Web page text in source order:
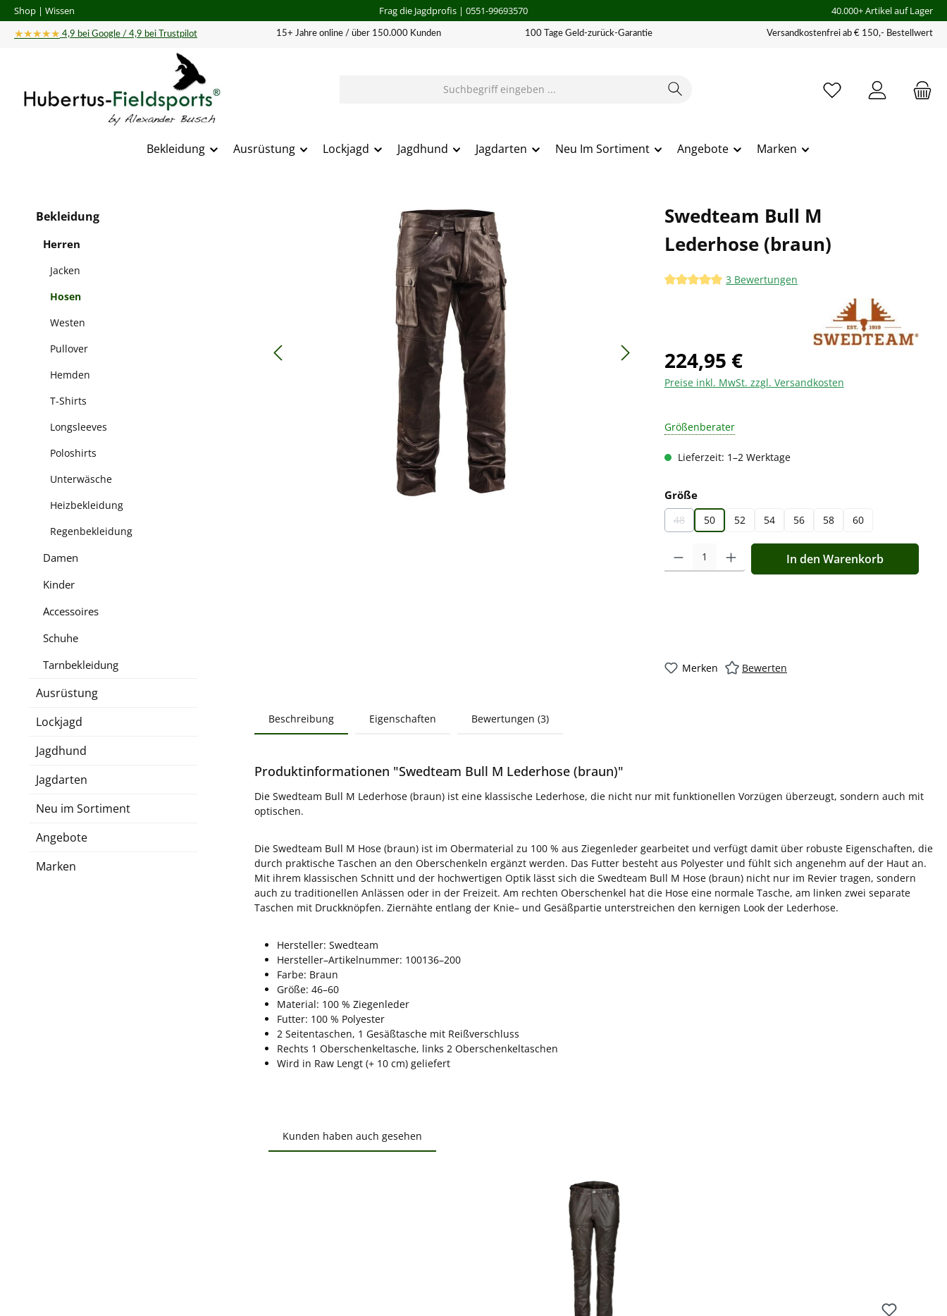
Hauptinhalt springen
Zur Suche springen
Zur Hauptnavigation springen
Shop | Wissen Frag die Jagdprofis| 0551-99693570 40.000+ Artikel auf Lager
★★★★★ 4,9 bei Google / 4,9 bei Trustpilot 15+ Jahre online / über 150.000 Kunden 100 Tage Geld-zurück-Garantie Versandkostenfrei ab € 150,- Bestellwert
Bekleidung Ausrüstung Lockjagd Jagdhund Jagdarten Neu Im Sortiment Angebote Marken
Bekleidung
Herren
Jacken
Hosen
Westen
Pullover
Hemden
T-Shirts
Longsleeves
Poloshirts
Unterwäsche
Heizbekleidung
Regenbekleidung
Damen
Kinder
Accessoires
Schuhe
Tarnbekleidung
Ausrüstung
Lockjagd
Jagdhund
Jagdarten
Neu im Sortiment
Angebote
Marken
Swedteam Bull M
Lederhose (braun)
Durchschnittliche Bewertung von 5 von 5 Sternen
3 Bewertungen
224,95 €
Preise inkl. MwSt. zzgl. Versandkosten
Größenberater
Lieferzeit: 1–2 Werktage
Größeauswählen
48
(Diese Option ist zurzeit nicht verfügbar.)
50 52 54 56 58 60
Produkt Anzahl: Gib den gewünschten Wert ein oder
In den Warenkorb
Merken Bewerten
Beschreibung Eigenschaften Bewertungen (3)
Produktinformationen "Swedteam Bull M Lederhose (braun)"
Die Swedteam Bull M Lederhose (braun) ist eine klassische Lederhose, die nicht nur mit funktionellen Vorzügen überzeugt, sondern auch mit
optischen.
Die Swedteam Bull M Hose (braun) ist im Obermaterial zu 100 % aus Ziegenleder gearbeitet und verfügt damit über robuste Eigenschaften, die
durch praktische Taschen an den Oberschenkeln ergänzt werden. Das Futter besteht aus Polyester und fühlt sich angenehm auf der Haut an.
Mit ihrem klassischen Schnitt und der hochwertigen Optik lässt sich die Swedteam Bull M Hose (braun) nicht nur im Revier tragen, sondern
auch zu traditionellen Anlässen oder in der Freizeit. Am rechten Oberschenkel hat die Hose eine normale Tasche, am linken zwei separate
Taschen mit Druckknöpfen. Ziernähte entlang der Knie– und Gesäßpartie unterstreichen den kernigen Look der Lederhose.
Hersteller: Swedteam
Hersteller–Artikelnummer: 100136–200
Farbe: Braun
Größe: 46–60
Material: 100 % Ziegenleder
Futter: 100 % Polyester
2 Seitentaschen, 1 Gesäßtasche mit Reißverschluss
Rechts 1 Oberschenkeltasche, links 2 Oberschenkeltaschen
Wird in Raw Lengt (+ 10 cm) geliefert
Kunden haben auch gesehen